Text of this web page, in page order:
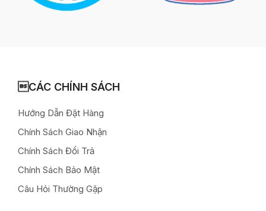
CÁC CHÍNH SÁCH
Hướng Dẫn Đặt Hàng
Chính Sách Giao Nhận
Chính Sách Đổi Trả
Chính Sách Bảo Mật
Câu Hỏi Thường Gặp